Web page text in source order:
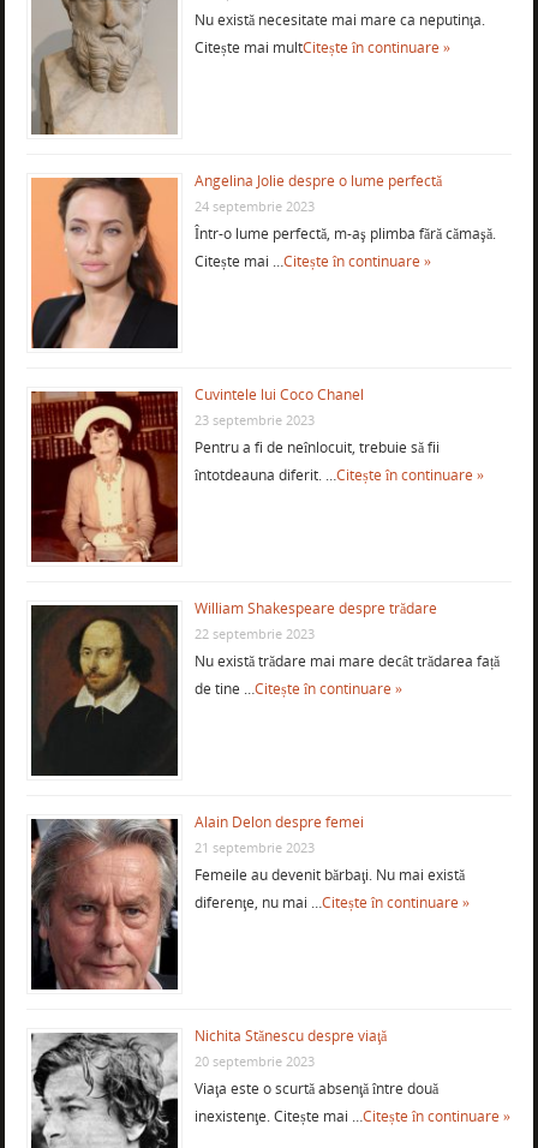
Nu există necesitate mai mare ca neputinţa.
Citește mai multCitește în continuare »
Angelina Jolie despre o lume perfectă
24 septembrie 2023
Într-o lume perfectă, m-aş plimba fără cămaşă.
Citește mai …Citește în continuare »
Cuvintele lui Coco Chanel
23 septembrie 2023
Pentru a fi de neînlocuit, trebuie să fii
întotdeauna diferit. …Citește în continuare »
William Shakespeare despre trădare
22 septembrie 2023
Nu există trădare mai mare decât trădarea față
de tine …Citește în continuare »
Alain Delon despre femei
21 septembrie 2023
Femeile au devenit bărbaţi. Nu mai există
diferenţe, nu mai …Citește în continuare »
Nichita Stănescu despre viaţă
20 septembrie 2023
Viaţa este o scurtă absenţă între două
inexistenţe. Citește mai …Citește în continuare »